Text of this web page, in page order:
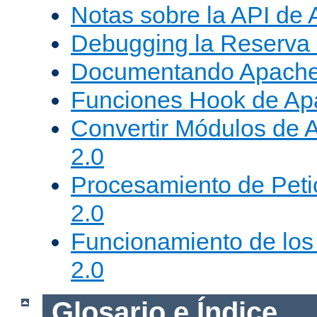
Notas sobre la API de
Debugging la
Documentando
Funciones Hook de
Convertir Módulos de
2.0
Procesamiento de
2.0
Funcionamiento de
2.0